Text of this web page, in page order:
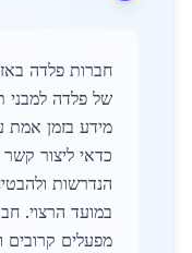
חברות פלדה
של פלדה למבני
מידע בזמן אמת
כדאי ליצור
הנדרשות
במועד הרצוי.
מפעלים קרובים